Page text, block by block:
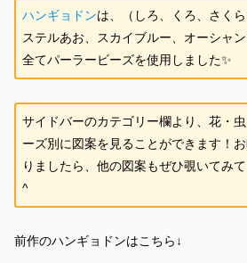
ハンギョドンは、（しろ、くろ、さく
ステルあお、スカイブルー、オーシャン
全てパーラービーズを使用しました✨
サイドバーのカテゴリー欄より、花・
ーズ別に図案を見ることができます！
りましたら、他の図案もぜひ覗いてみ
^
前作のハンギョドンはこちら↓